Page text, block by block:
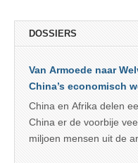
DOSSIERS
Van Armoede naar
China’s economisch
China en Afrika delen
China er de voorbije
miljoen mensen uit de